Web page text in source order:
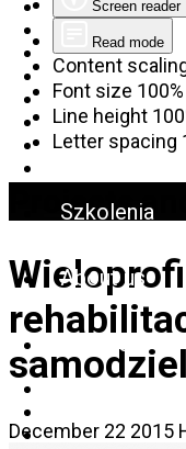
Screen reader
Read mode
Content
Font size 100%
Line height 100
Letter spacing
Szkolenia
About us
Find help
Projects
December 22 2015